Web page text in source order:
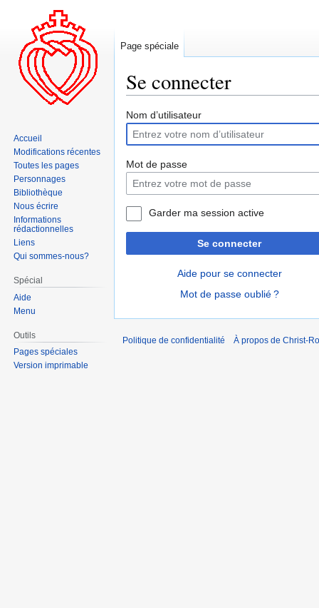
Se connecter
Aller
la
navigation
Aller
la
recherche
Nom d’utilisateur
Mot de passe
Garder ma session active
Se connecter
Aide pour se connecter
Mot de passe oublié ?
Page spéciale
Accueil
Modifications récentes
Toutes les pages
Personnages
Bibliothèque
Nous écrire
Informations
rédactionnelles
Liens
Qui sommes-nous?
Spécial
Aide
Menu
Outils
Pages spéciales
Version imprimable
Politique de confidentialité À propos de Christ-